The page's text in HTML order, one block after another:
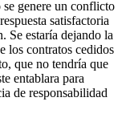
genere un conflicto
satisfactoria
Se estaría dejando la
los contratos cedidos
que no tendría que
entablara para
de responsabilidad